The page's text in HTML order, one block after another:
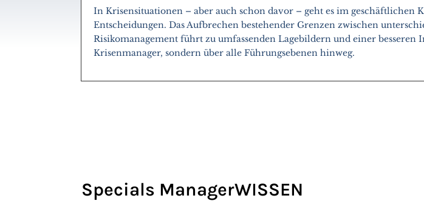
In Krisensituationen – aber auch schon davor – geht es im geschäftlichen
Entscheidungen. Das Aufbrechen bestehender Grenzen zwischen
Risikomanagement führt zu umfassenden Lagebildern und einer
Krisenmanager, sondern über alle Führungsebenen hinweg.
Specials ManagerWISSEN